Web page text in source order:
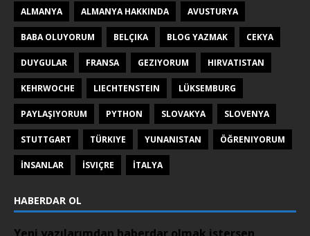
ALMANYA ALMANYA HAKKINDA AVUSTURYA
BABA OLUYORUM BELÇIKA BLOG YAZMAK CEKYA
DUYGULAR FRANSA GEZIYORUM HIRVATISTAN
KEHRWOCHE LIECHTENSTEIN LÜKSEMBURG
PAYLAŞIYORUM PYTHON SLOVAKYA SLOVENYA
STUTTGART TÜRKIYE YUNANISTAN ÖĞRENIYORUM
İNSANLAR İSVIÇRE İTALYA
HABERDAR OL